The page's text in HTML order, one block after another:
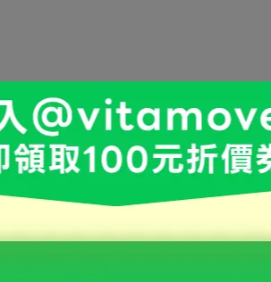
脂，也可以維持腸道的健康、預防便祕
精製主食，全榖雜糧包括糙米、玉米、地
相當於 2 碗的量，以滿足每日纖維建議
也可以維持身體的新陳代謝！更年期因
的流失。